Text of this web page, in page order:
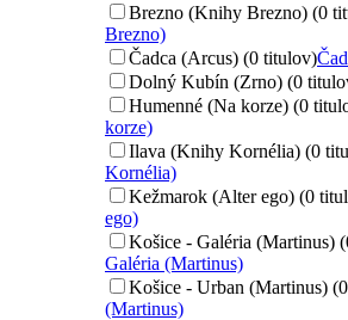
Brezno (Knihy Brezno) (0
Brezno)
Čadca (Arcus) (0 titulov)
Dolný Kubín (Zrno) (0
Humenné (Na korze) (0
korze)
Ilava (Knihy Kornélia) (0
Kornélia)
Kežmarok (Alter ego) (0
ego)
Košice - Galéria (Martinus)
Galéria (Martinus)
Košice - Urban (Martinus)
(Martinus)